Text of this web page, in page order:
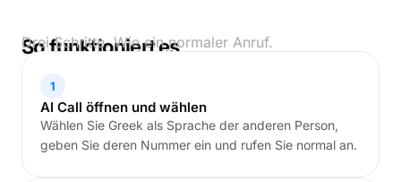
So funktioniert es
Drei Schritte. Wie ein normaler Anruf.
1
AI Call öffnen und wählen
Wählen Sie Greek als Sprache der anderen Person,
geben Sie deren Nummer ein und rufen Sie normal an.